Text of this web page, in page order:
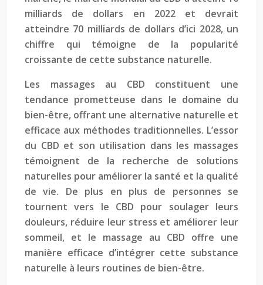
milliards de dollars en 2022 et devrait
atteindre 70 milliards de dollars d’ici 2028, un
chiffre qui témoigne de la popularité
croissante de cette substance naturelle.
Les massages au CBD constituent une
tendance prometteuse dans le domaine du
bien-être, offrant une alternative naturelle et
efficace aux méthodes traditionnelles. L’essor
du CBD et son utilisation dans les massages
témoignent de la recherche de solutions
naturelles pour améliorer la santé et la qualité
de vie. De plus en plus de personnes se
tournent vers le CBD pour soulager leurs
douleurs, réduire leur stress et améliorer leur
sommeil, et le massage au CBD offre une
manière efficace d’intégrer cette substance
naturelle à leurs routines de bien-être.